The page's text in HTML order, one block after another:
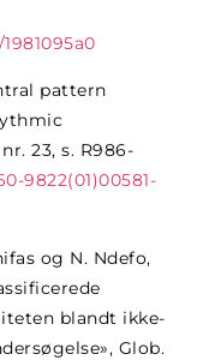
pattern
23, s. R986-
9822(01)00581-
og N. Ndefo,
blandt ikke-
Glob.